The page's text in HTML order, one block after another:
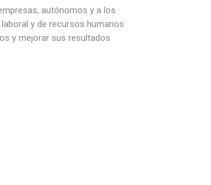
autónomos y a los
y de recursos humanos
y mejorar sus resultados